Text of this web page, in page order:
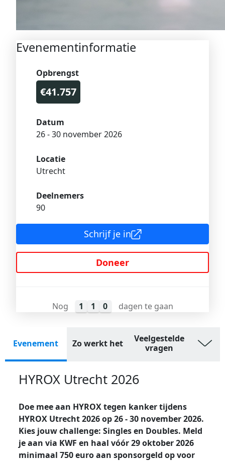
Evenementinformatie
Opbrengst
€41.757
Datum
26 - 30 november 2026
Locatie
Utrecht
Deelnemers
90
Schrijf je in
Doneer
Nog 1 1 0 dagen te gaan
Evenement Zo werkt het
Veelgestelde
vragen
HYROX Utrecht 2026
Doe mee aan HYROX tegen kanker tijdens
HYROX Utrecht 2026 op 26 - 30 november 2026.
Kies jouw challenge: Singles en Doubles. Meld
je aan via KWF en haal vóór 29 oktober 2026
minimaal 750 euro aan sponsorgeld op voor